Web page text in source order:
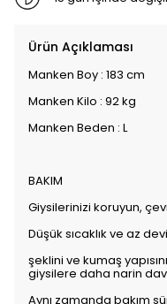
Ürün Açıklaması
Manken Boy : 183 cm
Manken Kilo : 92 kg
Manken Beden : L
BAKIM
Giysilerinizi koruyun,
Düşük sıcaklık ve az
şeklini ve kumaş
giysilere daha narin
Aynı zamanda bakım